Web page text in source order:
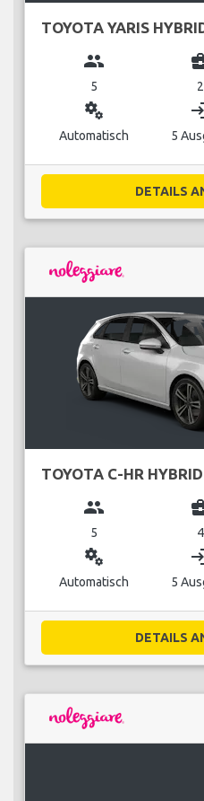
TOYOTA YARIS
group
5 2
miscellaneous_services
Automatisch 5
DETAILS
TOYOTA C-HR HYBRID
group
5 4
miscellaneous_services
Automatisch 5
DETAILS